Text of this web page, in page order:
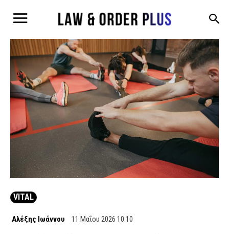
VITAL
Αλέξης Ιωάννου 11 Μαΐου 2026 10:10